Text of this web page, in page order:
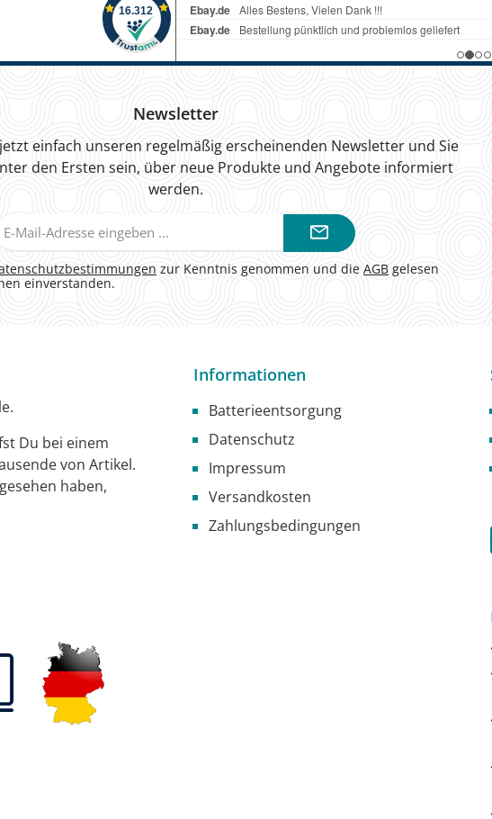
Newsletter
einfach unseren regelmäßig erscheinenden Newsletter und Sie
den Ersten sein, über neue Produkte und Angebote informiert
werden.
Mail-
zur Kenntnis genommen und die AGB gelesen
einverstanden.
Du bei einem
von Artikel.
haben,
Informationen
Batterieentsorgung
Datenschutz
Impressum
Versandkosten
Zahlungsbedingungen